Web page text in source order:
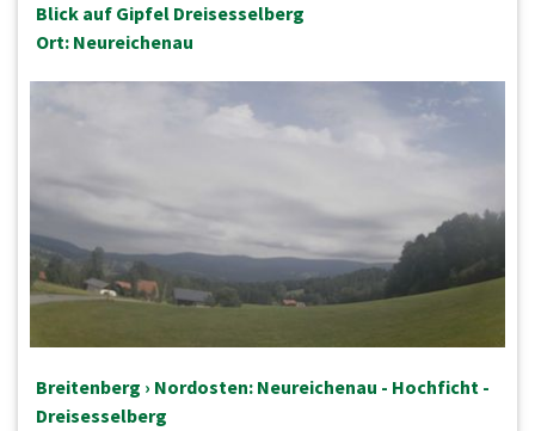
Blick auf Gipfel Dreisesselberg
Ort: Neureichenau
Breitenberg › Nordosten: Neureichenau - Hochficht -
Dreisesselberg